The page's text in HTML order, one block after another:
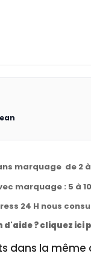
marquage de 2
marquage : 5 à
24 H nous
d'aide ? cliquez
dans la même